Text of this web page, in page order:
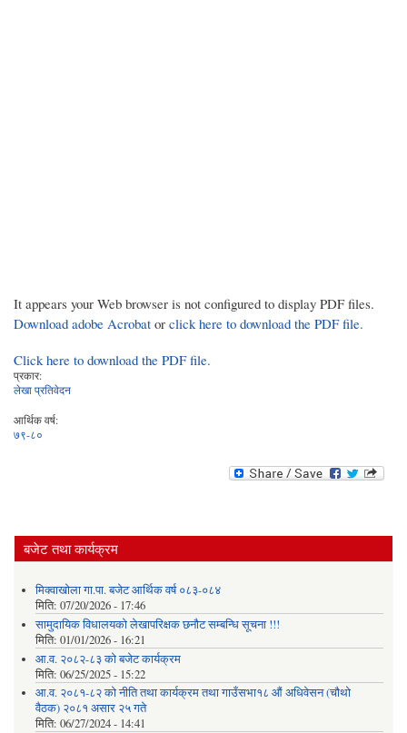
It appears your Web browser is not configured to display PDF files.
Download adobe Acrobat or click here to download the PDF file.
Click here to download the PDF file.
प्रकार:
लेखा प्रतिवेदन
आर्थिक वर्ष:
७९-८०
बजेट तथा कार्यक्रम
मिक्वाखोला गा.पा. बजेट आर्थिक वर्ष ०८३-०८४
मिति: 07/20/2026 - 17:46
सामुदायिक विधालयको लेखापरिक्षक छनौट सम्बन्धि सूचना !!!
मिति: 01/01/2026 - 16:21
आ.व. २०८२-८३ को बजेट कार्यक्रम
मिति: 06/25/2025 - 15:22
आ.व. २०८१-८२ को नीति तथा कार्यक्रम तथा गाउँसभा१८ औं अधिवेसन (चौथो
वैठक) २०८१ असार २५ गते
मिति: 06/27/2024 - 14:41